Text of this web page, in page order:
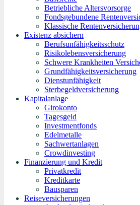
Betriebliche Altersvorsorge
Fondsgebundene
Klassische
Existenz absichern
Berufsunfähigkeitsschutz
Risikolebensversicherung
Schwere Krankheiten
Grundfähigkeitsversicherung
Dienstunfähigkeit
Sterbegeldversicherung
Kapitalanlage
Girokonto
Tagesgeld
Investmentfonds
Edelmetalle
Sachwertanlagen
Crowdinvesting
Finanzierung und Kredit
Privatkredit
Kreditkarte
Bausparen
Reiseversicherungen